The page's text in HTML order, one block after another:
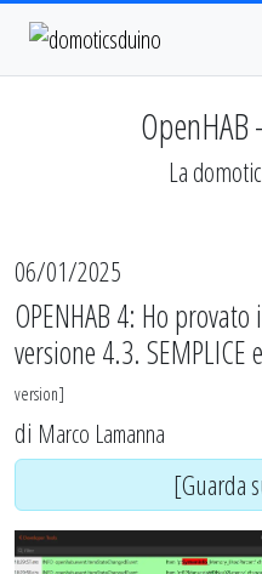
OpenHAB
La
06/01/2025
OPENHAB 4: Ho
versione 4.3. SEMPLICE
version]
di Marco Lamanna
[Guarda